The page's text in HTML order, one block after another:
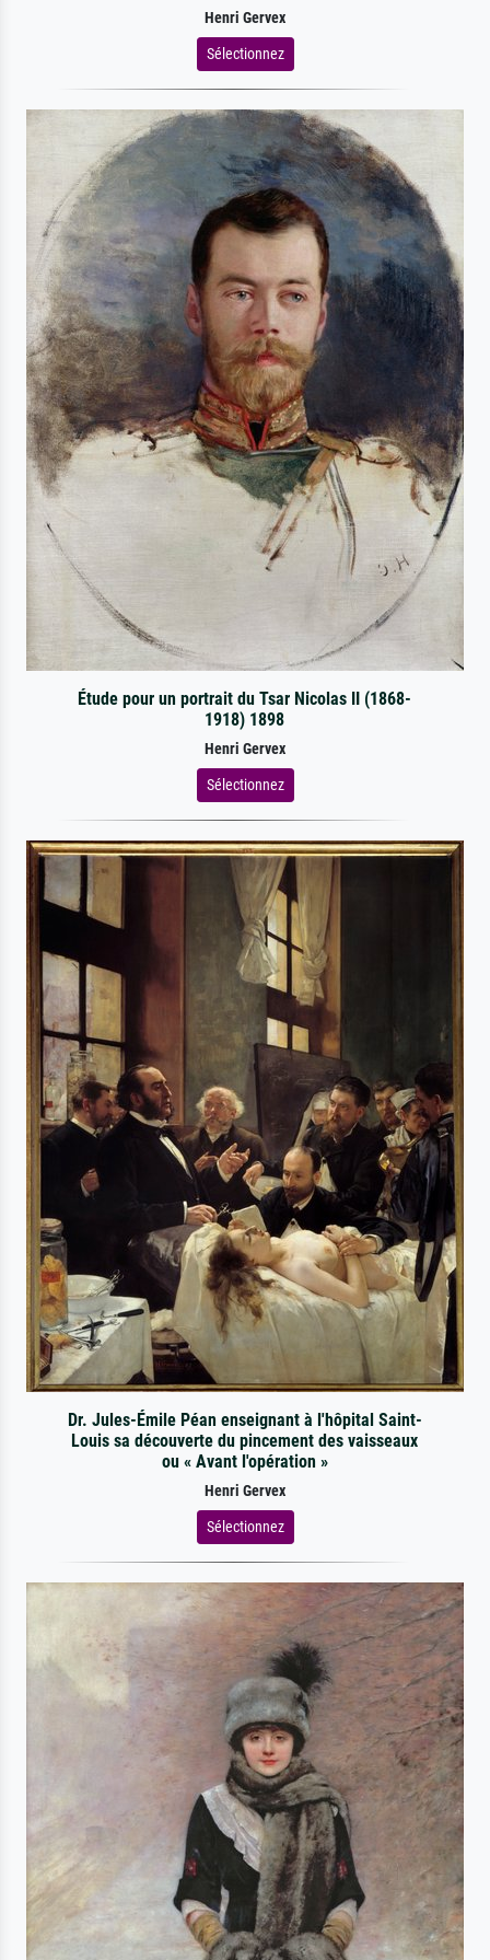
Henri Gervex
Sélectionnez
Étude pour un portrait du Tsar Nicolas II (1868-
1918) 1898
Henri Gervex
Sélectionnez
Dr. Jules-Émile Péan enseignant à l'hôpital Saint-
Louis sa découverte du pincement des vaisseaux
ou « Avant l'opération »
Henri Gervex
Sélectionnez